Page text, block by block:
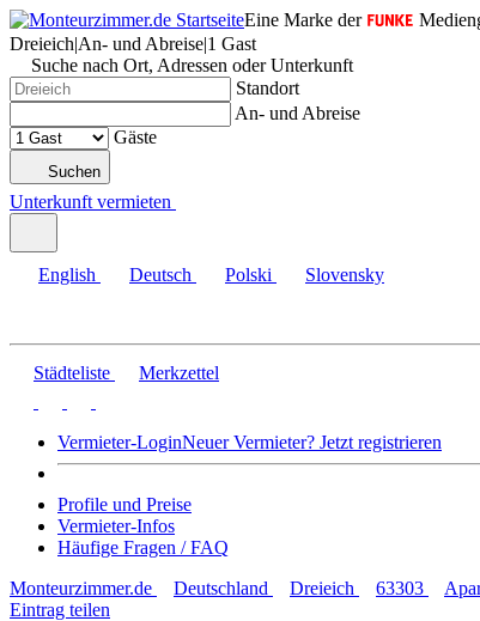
Eine Marke der
Dreieich|An- und Abreise|1 Gast
Suche nach Ort, Adressen oder Unterkunft
Standort
An- und Abreise
Gäste
Suchen
Unterkunft vermieten
English Deutsch Polski Slovensky
Städteliste Merkzettel
Vermieter-LoginNeuer Vermieter? Jetzt registrieren
Profile und Preise
Vermieter-Infos
Häufige Fragen / FAQ
Monteurzimmer.de
Deutschland Dreieich 63303
Eintrag teilen